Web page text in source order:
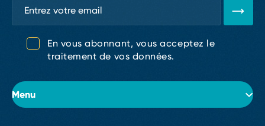
Menu
En vous abonnant, vous acceptez le
traitement de vos données.